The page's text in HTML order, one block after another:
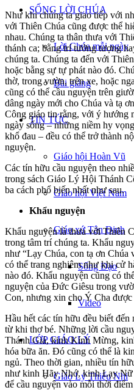
SỐNG LỜI CHÚA
Lời Chúa mỗi ngày
Bài giảng
TIN TỨC
Giáo hội Hoàn Vũ
Giáo hội Việt Nam
Giáo xứ Tân Định
Sống Đạo
Video
LỚP GIÁO LÝ
Giáo Lý Thiếu Nhi
Như khi chúng ta giao tiếp với
với Thiên Chúa cũng được thể
nhau. Chúng ta thân thưa với
thánh ca; bằng trí tưởng tượng
chúng ta. Chúng ta đến với
hoặc bằng sự tự phát nào đó.
thờ, trong vườn, trên xe, hoặc
cũng có thể cầu nguyện trên
dâng ngày mới cho Chúa và tạ
Công giáo tin rằng, với ý hướng
ngày sống – những niềm hy
khổ đau – đều có thể trở thành
nguyện.
Các tín hữu cầu nguyện theo
trong sách Giáo Lý Hội Thánh
ba cách phổ biến nhất như sau.
Khẩu nguyện
Khẩu nguyện là thưa với Thiên
trong tâm trí chúng ta. Khẩu
như “Lạy Chúa, con tạ ơn Chúa
có thể trang nghiêm như khi cử
nào đó. Khẩu nguyện cũng có
nguyện của Đức Giêsu trong
Con, nhưng xin cho Ý Cha được
Hầu hết các tín hữu đều biết
từ khi thơ bé. Những lời cầu
Thánh Giá, kinh Kính Mừng,
hóa bữa ăn. Đó cũng có thể là
ngủ. Theo thời gian, nhiều tín
như kinh Hãy Nhớ, kinh Lạy
để cầu nguyện vào mỗi thời